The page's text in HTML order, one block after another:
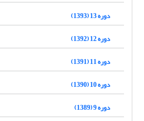
دوره 13 (1393)
دوره 12 (1392)
دوره 11 (1391)
دوره 10 (1390)
دوره 9 (1389)